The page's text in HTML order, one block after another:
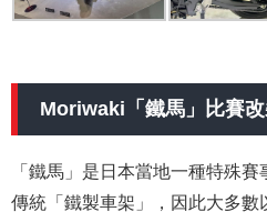
Moriwaki「鐵馬」比賽
「鐵馬」是日本當地一種特殊
傳統「鐵製車架」，因此大多數